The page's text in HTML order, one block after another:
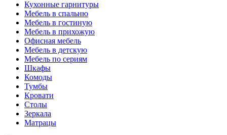
Кухонные гарнитуры
Мебель в спальню
Мебель в гостиную
Мебель в прихожую
Офисная мебель
Мебель в детскую
Мебель по сериям
Шкафы
Комоды
Тумбы
Кровати
Столы
Зеркала
Матрацы